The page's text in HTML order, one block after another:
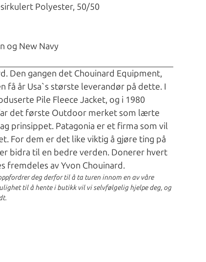
Polyester, 50/50
og New Navy
Den gangen det Chouinard Equipment,
få år Usa`s største leverandør på dette. I
Pile Fleece Jacket, og i 1980
det første Outdoor merket som lærte
prinsippet. Patagonia er et firma som vil
For dem er det like viktig å gjøre ting på
bidra til en bedre verden. Donerer hvert
fremdeles av Yvon Chouinard.
deg derfor til å ta turen innom en av våre
til å hente i butikk vil vi selvfølgelig hjelpe deg, og